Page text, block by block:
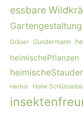
essbare
Gartengestaltung
Gräser Gundermann
heimischePflanzen
Herbst Hohe